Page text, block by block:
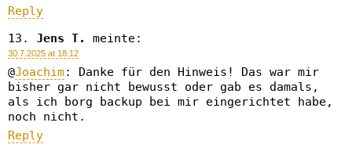
Reply
Jens T.
meinte:
30.7.2025 at 18:12
@Joachim: Danke für den Hinweis! Das war mir
bisher gar nicht bewusst oder gab es damals,
als ich borg backup bei mir eingerichtet habe,
noch nicht.
Reply